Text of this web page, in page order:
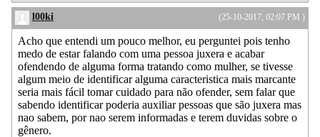
(25-10-2017, 02:07 PM )
l00ki
Acho que entendi um pouco melhor, eu perguntei pois tenho
medo de estar falando com uma pessoa juxera e acabar
ofendendo de alguma forma tratando como mulher, se tivesse
algum meio de identificar alguma caracteristica mais marcante
seria mais fácil tomar cuidado para não ofender, sem falar que
sabendo identificar poderia auxiliar pessoas que são juxera mas
nao sabem, por nao serem informadas e terem duvidas sobre o
gênero.